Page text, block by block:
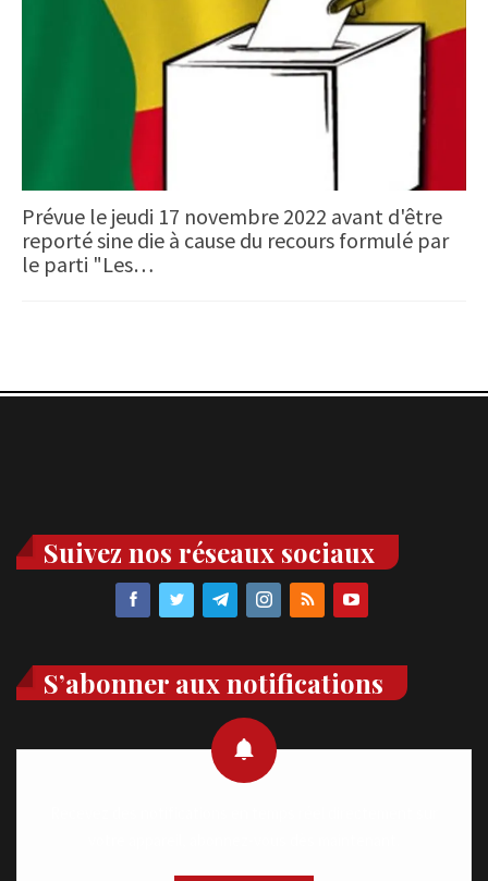
Prévue le jeudi 17 novembre 2022 avant d'être
reporté sine die à cause du recours formulé par
le parti "Les…
Suivez nos réseaux sociaux
S’abonner aux notifications